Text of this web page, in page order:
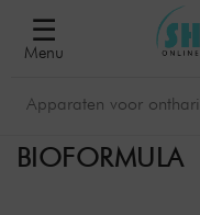
☰
Menu
BIOFORMULA